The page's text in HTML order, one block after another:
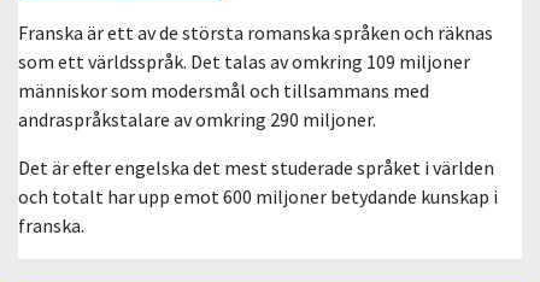
Franska är ett av de största romanska språken och räknas
som ett världsspråk. Det talas av omkring 109 miljoner
människor som modersmål och tillsammans med
andraspråkstalare av omkring 290 miljoner.
Det är efter engelska det mest studerade språket i världen
och totalt har upp emot 600 miljoner betydande kunskap i
franska.